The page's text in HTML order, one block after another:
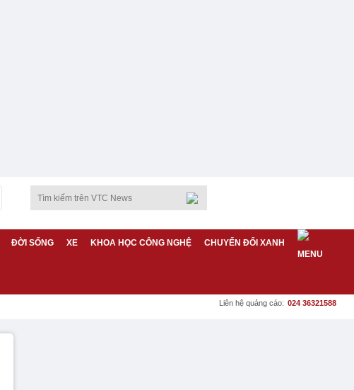
ĐỜI SỐNG XE KHOA HỌC CÔNG NGHỆ CHUYỂN ĐỔI XANH
Liên hệ quảng cáo: 024 36321588